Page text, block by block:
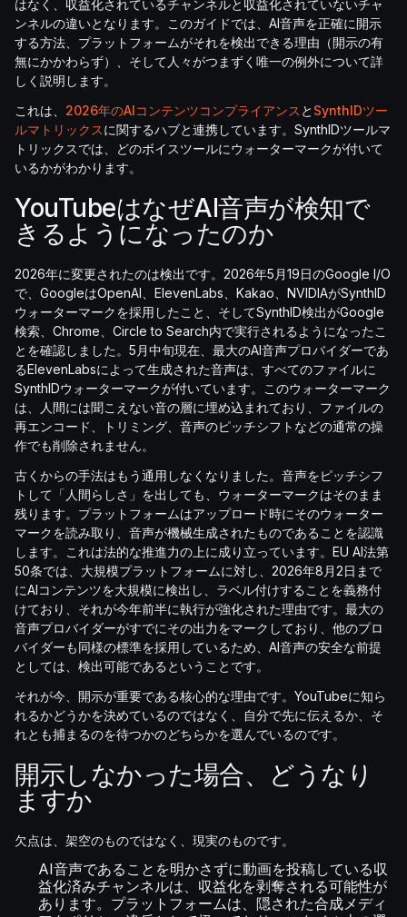
はなく、収益化されているチャンネルと収益化されていないチャ
ンネルの違いとなります。このガイドでは、AI音声を正確に開示
する方法、プラットフォームがそれを検出できる理由（開示の有
無にかかわらず）、そして人々がつまずく唯一の例外について詳
しく説明します。
これは、 2026年のAIコンテンツコンプライアンス と SynthIDツー
ルマトリックスに関するハブと連携しています。SynthIDツールマ
トリックスでは、どのボイスツールにウォーターマークが付いて
いるかがわかります。
YouTubeはなぜAI音声が検知で
きるようになったのか
2026年に変更されたのは検出です。2026年5月19日のGoogle I/O
で、GoogleはOpenAI、ElevenLabs、Kakao、NVIDIAがSynthID
ウォーターマークを採用したこと、そしてSynthID検出がGoogle
検索、Chrome、Circle to Search内で実行されるようになったこ
とを確認しました。5月中旬現在、最大のAI音声プロバイダーであ
るElevenLabsによって生成された音声は、すべてのファイルに
SynthIDウォーターマークが付いています。このウォーターマーク
は、人間には聞こえない音の層に埋め込まれており、ファイルの
再エンコード、トリミング、音声のピッチシフトなどの通常の操
作でも削除されません。
古くからの手法はもう通用しなくなりました。音声をピッチシフ
トして「人間らしさ」を出しても、ウォーターマークはそのまま
残ります。プラットフォームはアップロード時にそのウォーター
マークを読み取り、音声が機械生成されたものであることを認識
します。これは法的な推進力の上に成り立っています。EU AI法第
50条では、大規模プラットフォームに対し、2026年8月2日まで
にAIコンテンツを大規模に検出し、ラベル付けすることを義務付
けており、それが今年前半に執行が強化された理由です。最大の
音声プロバイダーがすでにその出力をマークしており、他のプロ
バイダーも同様の標準を採用しているため、AI音声の安全な前提
としては、検出可能であるということです。
それが今、開示が重要である核心的な理由です。YouTubeに知ら
れるかどうかを決めているのではなく、自分で先に伝えるか、そ
れとも捕まるのを待つかのどちらかを選んでいるのです。
開示しなかった場合、どうなり
ますか
欠点は、架空のものではなく、現実のものです。
AI音声であることを明かさずに動画を投稿している収
益化済みチャンネルは、収益化を剥奪される可能性が
あります。プラットフォームは、隠された合成メディ